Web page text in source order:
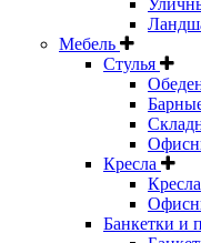
Мебель
Стулья
Кресла
Кресла
Банкетки и